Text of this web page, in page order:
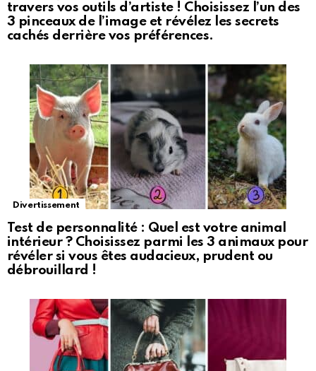
travers vos outils d’artiste ! Choisissez l’un des
3 pinceaux de l’image et révélez les secrets
cachés derrière vos préférences.
Divertissement
Test de personnalité : Quel est votre animal
intérieur ? Choisissez parmi les 3 animaux pour
révéler si vous êtes audacieux, prudent ou
débrouillard !